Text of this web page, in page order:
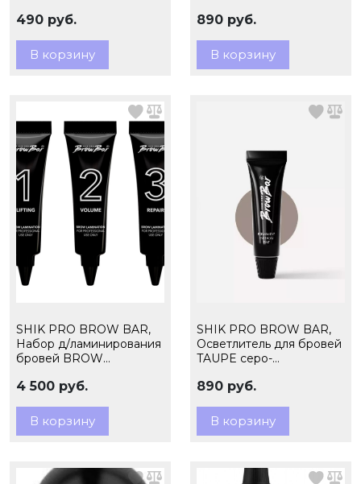
490 руб.
В корзину
890 руб.
В корзину
SHIK PRO BROW BAR,
Набор д/ламинирования
бровей BROW
4 500 руб.
В корзину
SHIK PRO BROW BAR,
Осветлитель для бровей
TAUPE серо-
890 руб.
В корзину